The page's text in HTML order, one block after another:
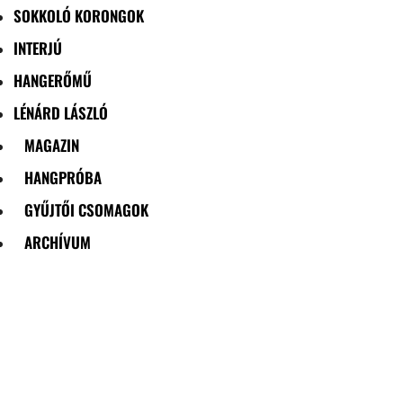
SOKKOLÓ KORONGOK
INTERJÚ
HANGERŐMŰ
LÉNÁRD LÁSZLÓ
MAGAZIN
HANGPRÓBA
GYŰJTŐI CSOMAGOK
ARCHÍVUM